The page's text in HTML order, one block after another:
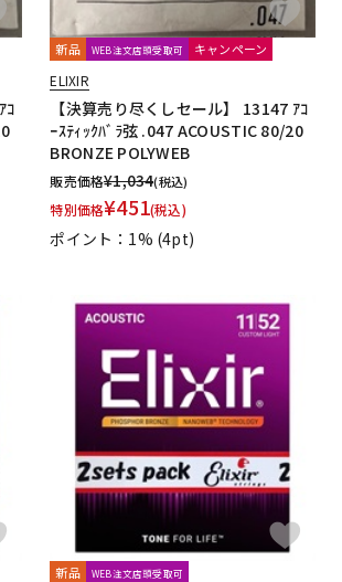
ｺ
新品 WEB注文店頭受取可 キャンペーン
ELIXIR
【決算売り尽くしセール】 13147 ｱｺ
ｰｽﾃｨｯｸﾊﾞﾗ弦 .047 ACOUSTIC 80/20
BRONZE POLYWEB
販売価格¥1,034(税込)
特別価格¥451(税込)
ポイント：1% (4pt)
新品 WEB注文店頭受取可